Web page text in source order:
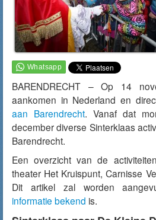
BARENDRECHT – Op 14
aankomen in Nederland en
aan Barendrecht. Vanaf dat
december diverse Sinterklaas
Barendrecht.
Een overzicht van de
theater Het Kruispunt, Carnisse
Dit artikel zal worden
informatie bekend is.